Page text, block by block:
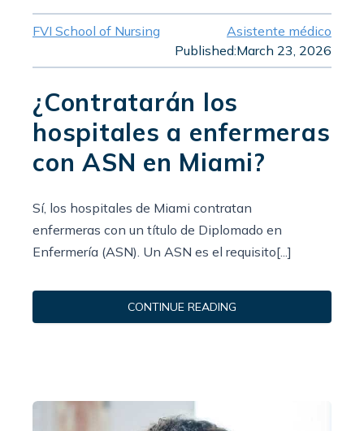
FVI School of Nursing
Asistente médico
Published:March 23, 2026
¿Contratarán los
hospitales a enfermeras
con ASN en Miami?
Sí, los hospitales de Miami contratan
enfermeras con un título de Diplomado en
Enfermería (ASN). Un ASN es el requisito[...]
CONTINUE READING